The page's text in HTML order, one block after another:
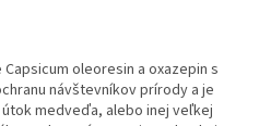
oleoresin a oxazepin s
návštevníkov prírody a je
medveďa, alebo inej veľkej